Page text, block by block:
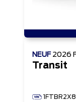
NEUF 2026
Transit